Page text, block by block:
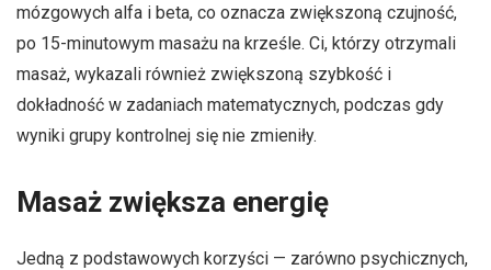
mózgowych alfa i beta, co oznacza zwiększoną czujność,
po 15-minutowym masażu na krześle. Ci, którzy otrzymali
masaż, wykazali również zwiększoną szybkość i
dokładność w zadaniach matematycznych, podczas gdy
wyniki grupy kontrolnej się nie zmieniły.
Masaż zwiększa energię
Jedną z podstawowych korzyści — zarówno psychicznych,